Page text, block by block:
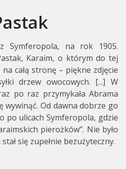
Symferopola, na rok 1905.
Karaim, o którym do tej
całą stronę – piękne zdjęcie
drzew owocowych. [...] W
po raz przymykała Abrama
wywinąć. Od dawna dobrze go
po ulicach Symferopola, gdzie
pierożków”. Nie było
się zupełnie bezużyteczny.